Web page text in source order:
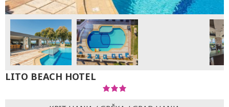
LITO BEACH HOTEL